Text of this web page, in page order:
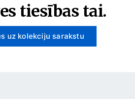
tiesības tai.
uz kolekciju sarakstu